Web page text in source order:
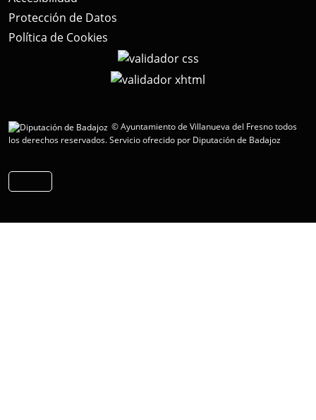
Protección de Datos
Política de Cookies
© Ayuntamiento de Villanueva del Fresno todos
los derechos reservados.Servicio ofrecido por Diputación de Badajoz